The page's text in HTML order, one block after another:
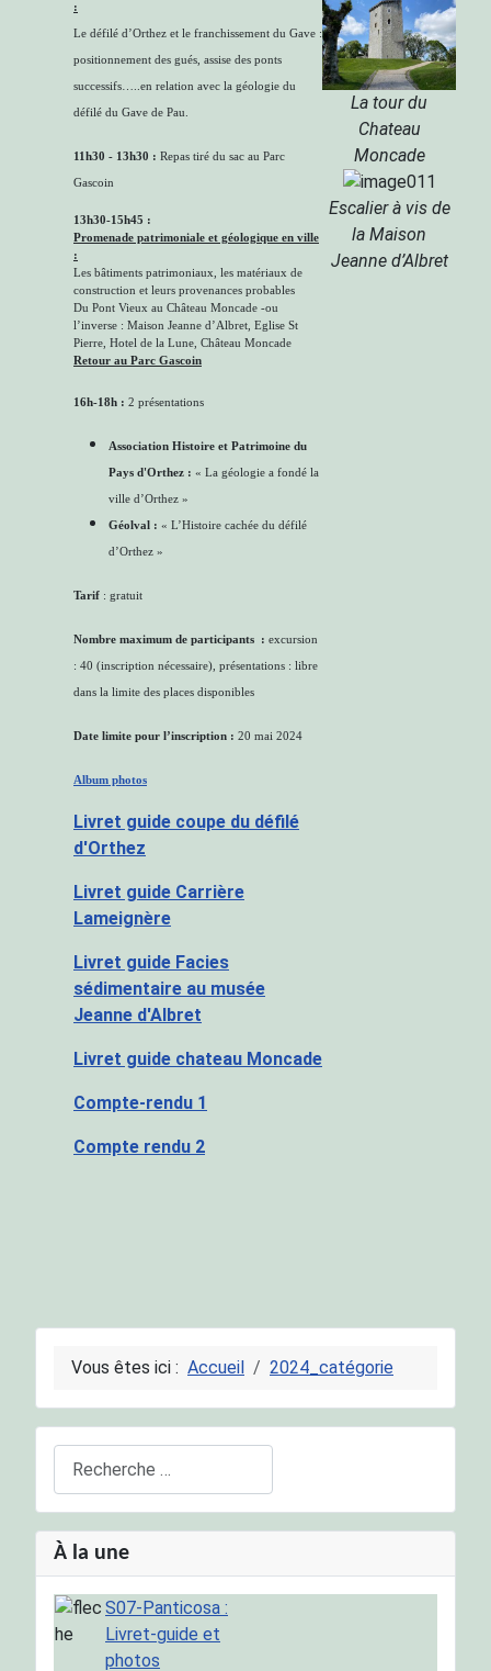
:
Le défilé d’Orthez et le franchissement du Gave :
positionnement des gués, assise des ponts
successifs…..en relation avec la géologie du
défilé du Gave de Pau.
11h30 - 13h30 : Repas tiré du sac au Parc
Gascoin
13h30-15h45 :
Promenade patrimoniale et géologique en ville
:
Les bâtiments patrimoniaux, les matériaux de
construction et leurs provenances probables
Du Pont Vieux au Château Moncade -ou
l’inverse : Maison Jeanne d’Albret, Eglise St
Pierre, Hotel de la Lune, Château Moncade
Retour au Parc Gascoin
16h-18h : 2 présentations
Association Histoire et Patrimoine du
Pays d'Orthez : « La géologie a fondé la
ville d’Orthez »
Géolval : « L’Histoire cachée du défilé
d’Orthez »
Tarif : gratuit
Nombre maximum de participants : excursion
: 40 (inscription nécessaire), présentations : libre
dans la limite des places disponibles
Date limite pour l’inscription : 20 mai 2024
Album photos
Livret guide coupe du défilé
d'Orthez
Livret guide Carrière
Lameignère
Livret guide Facies
sédimentaire au musée
Jeanne d'Albret
Livret guide chateau Moncade
Compte-rendu 1
Compte rendu 2
La tour du
Chateau
Moncade
Escalier à vis de
la Maison
Jeanne d’Albret
Vous êtes ici : Accueil 2024_catégorie
À la une
S07-Panticosa :
Livret-guide et
photos